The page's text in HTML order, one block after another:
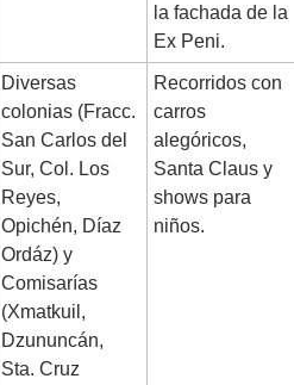
la fachada de la
Ex Peni.
Diversas
colonias (Fracc.
San Carlos del
Sur, Col. Los
Reyes,
Opichén, Díaz
Ordáz) y
Comisarías
(Xmatkuil,
Dzununcán,
Sta. Cruz
Recorridos con
carros
alegóricos,
Santa Claus y
shows para
niños.